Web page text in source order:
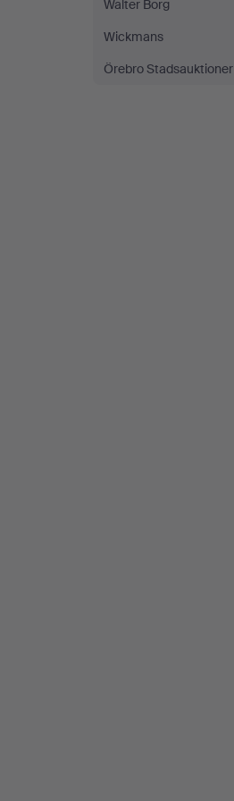
Walter Borg
Wickmans
Örebro Stadsauktioner